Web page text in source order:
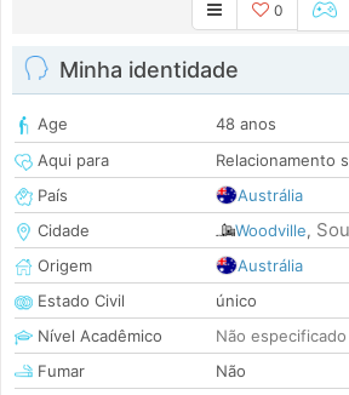
0
Minha identidade
Age
48 anos
Aqui para
Relacionamento
País
Austrália
Cidade
Woodville,
Origem
Austrália
Estado Civil
único
Nível Acadêmico
Não especificado
Fumar
Não